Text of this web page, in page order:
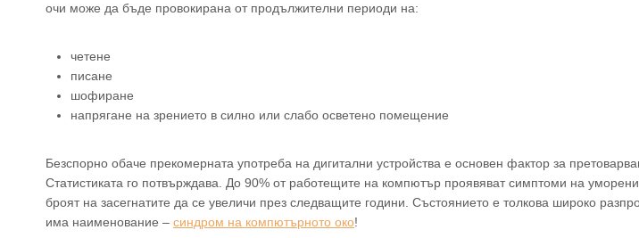
очи може да бъде провокирана от продължителни периоди на:
четене
писане
шофиране
напрягане на зрението в силно или слабо осветено помещение
Безспорно обаче прекомерната употреба на дигитални устройства е основен фактор за
Статистиката го потвърждава. До 90% от работещите на компютър проявяват симптоми на уморени
броят на засегнатите да се увеличи през следващите години. Състоянието е толкова широко
има наименование – синдром на компютърното око!